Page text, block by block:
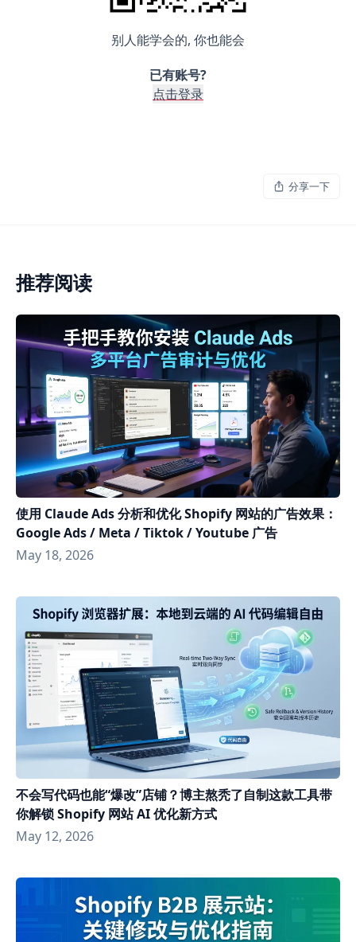
别人能学会的, 你也能会
已有账号?
点击登录
分享一下
推荐阅读
使用 Claude Ads 分析和优化 Shopify 网站的广告效果：
Google Ads / Meta / Tiktok / Youtube 广告
May 18, 2026
不会写代码也能“爆改”店铺？博主熬秃了自制这款工具带
你解锁 Shopify 网站 AI 优化新方式
May 12, 2026